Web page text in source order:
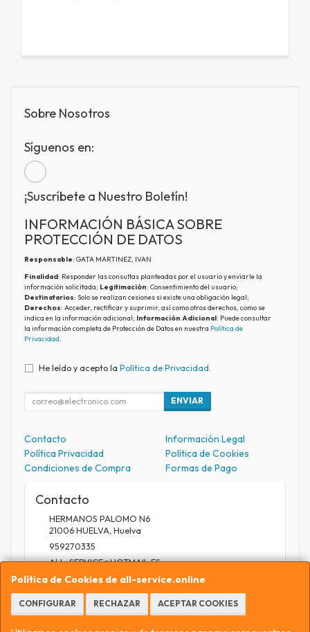
Política de Cookies de all-service.online
CONFIGURAR RECHAZAR ACEPTAR COOKIES
Sobre Nosotros
Síguenos en:
¡Suscríbete a Nuestro Boletín!
INFORMACIÓN BÁSICA SOBRE
PROTECCIÓN DE DATOS
Responsable: GATA MARTINEZ, IVAN
Finalidad: Responder las consultas planteadas por el usuario y enviarle la
información solicitada; Legitimación: Consentimiento del usuario;
Destinatarios: Solo se realizan cesiones si existe una obligación legal;
Derechos: Acceder, rectificar y suprimir, así como otros derechos, como se
indica en la información adicional; Información Adicional: Puede consultar
la información completa de Protección de Datos en nuestra Política de
Privacidad.
He leído y acepto la Política de Privacidad
ENVIAR
Contacto
Información Legal
Política Privacidad
Política de Cookies
Condiciones de Compra
Formas de Pago
Contacto
HERMANOS PALOMO N6
21006HUELVA Huelva
959270335
ALL_SERVICE@HOTMAIL.ES
Horario
9.30 A 13.30 / 17 A 20.30